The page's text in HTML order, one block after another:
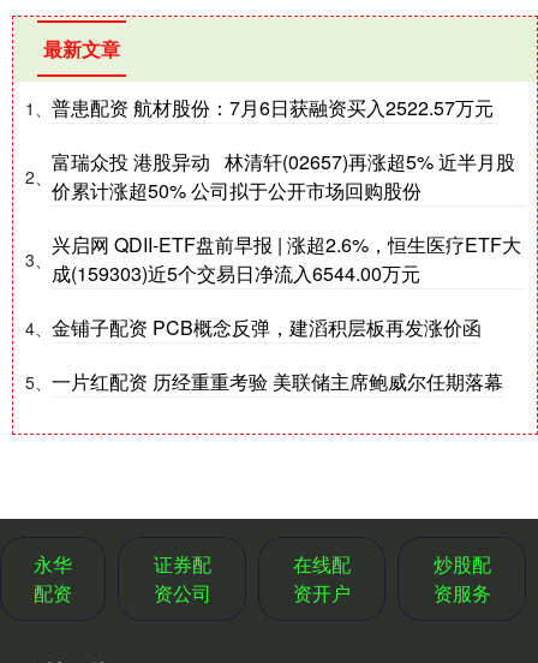
最新文章
1、 普患配资 航材股份：7月6日获融资买入2522.57万元
2、
富瑞众投 港股异动 林清轩(02657)再涨超5% 近半月股
价累计涨超50% 公司拟于公开市场回购股份
3、
兴启网 QDII-ETF盘前早报 | 涨超2.6%，恒生医疗ETF大
成(159303)近5个交易日净流入6544.00万元
4、 金铺子配资 PCB概念反弹，建滔积层板再发涨价函
5、 一片红配资 历经重重考验 美联储主席鲍威尔任期落幕
永华
配资
证券配
资公司
在线配
资开户
炒股配
资服务